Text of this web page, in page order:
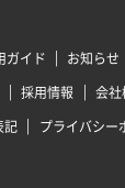
ガイド お知らせ
採用情報
会
記
プライバシー